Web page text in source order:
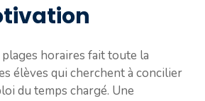
plages horaires fait toute la
élèves qui cherchent à concilier
du temps chargé. Une